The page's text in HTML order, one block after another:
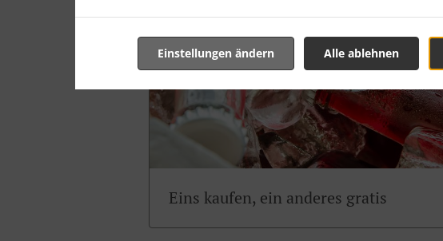
Alle ablehnen
Einstellungen ändern
Eins kaufen, ein anderes gratis